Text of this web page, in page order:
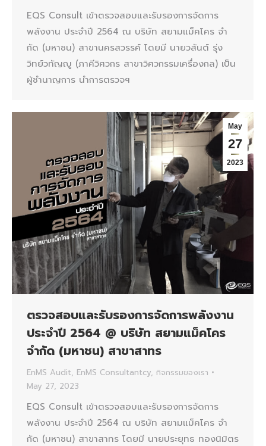
EQS Consult เข้าตรวจสอบและรับรองการจัดการ
พลังงาน ประจำปี 2564 ณ บริษัท สยามแม็คโคร จํา
กัด (มหาชน) สาขานครสวรรค์ โดยมี นายวสันต์ รุ่ง
วิทย์วทัญญู (ภาคีวิศวกร สาขาวิศวกรรมเครื่องกล) เป็น
ผู้ชำนาญการ นำการตรวจฯ
May
27
2023
ตรวจสอบและรับรองการจัดการพลังงาน
ประจำปี 2564 @ บริษัท สยามแม็คโคร
จํากัด (มหาชน) สาขาสาทร
EnMS Audit, EnMS Consultantcy, กิจกรรมของเรา
May 27, 2023
EQS Consult เข้าตรวจสอบและรับรองการจัดการ
พลังงาน ประจำปี 2564 ณ บริษัท สยามแม็คโคร จํา
กัด (มหาชน) สาขาสาทร โดยมี นายประยุทธ ทองนิมิตร